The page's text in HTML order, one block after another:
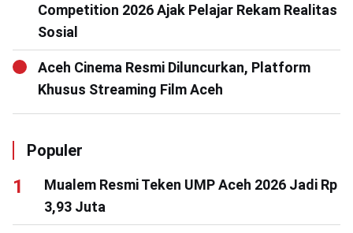
Competition 2026 Ajak Pelajar Rekam Realitas
Sosial
Aceh Cinema Resmi Diluncurkan, Platform
Khusus Streaming Film Aceh
Populer
Mualem Resmi Teken UMP Aceh 2026 Jadi Rp
3,93 Juta